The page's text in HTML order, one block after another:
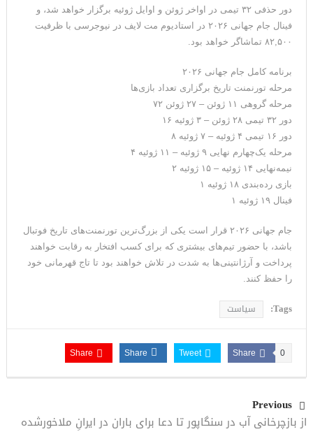
دور حذفی ۳۲ تیمی در اواخر ژوئن و اوایل ژوئیه برگزار خواهد شد، و
فینال جام جهانی ۲۰۲۶ در استادیوم مت لایف در نیوجرسی با ظرفیت
۸۲,۵۰۰ تماشاگر خواهد بود.
برنامه کامل جام جهانی ۲۰۲۶
مرحله تورنمنت تاریخ برگزاری تعداد بازی‌ها
مرحله گروهی ۱۱ ژوئن – ۲۷ ژوئن ۷۲
دور ۳۲ تیمی ۲۸ ژوئن – ۳ ژوئیه ۱۶
دور ۱۶ تیمی ۴ ژوئیه – ۷ ژوئیه ۸
مرحله یک‌چهارم نهایی ۹ ژوئیه – ۱۱ ژوئیه ۴
نیمه‌نهایی ۱۴ ژوئیه – ۱۵ ژوئیه ۲
بازی رده‌بندی ۱۸ ژوئیه ۱
فینال ۱۹ ژوئیه ۱
جام جهانی ۲۰۲۶ قرار است یکی از بزرگ‌ترین تورنمنت‌های تاریخ فوتبال
باشد، با حضور تیم‌های بیشتری که برای کسب افتخار به رقابت خواهند
پرداخت و آرژانتینی‌ها به شدت در تلاش خواهند بود تا تاج قهرمانی خود
را حفظ کنند.
Tags: سیاست
Share 0
Tweet
Share
Share
Previous
از بازچرخانی آب در سنگاپور تا دعا برای باران در ایرانِ ملاخورشده